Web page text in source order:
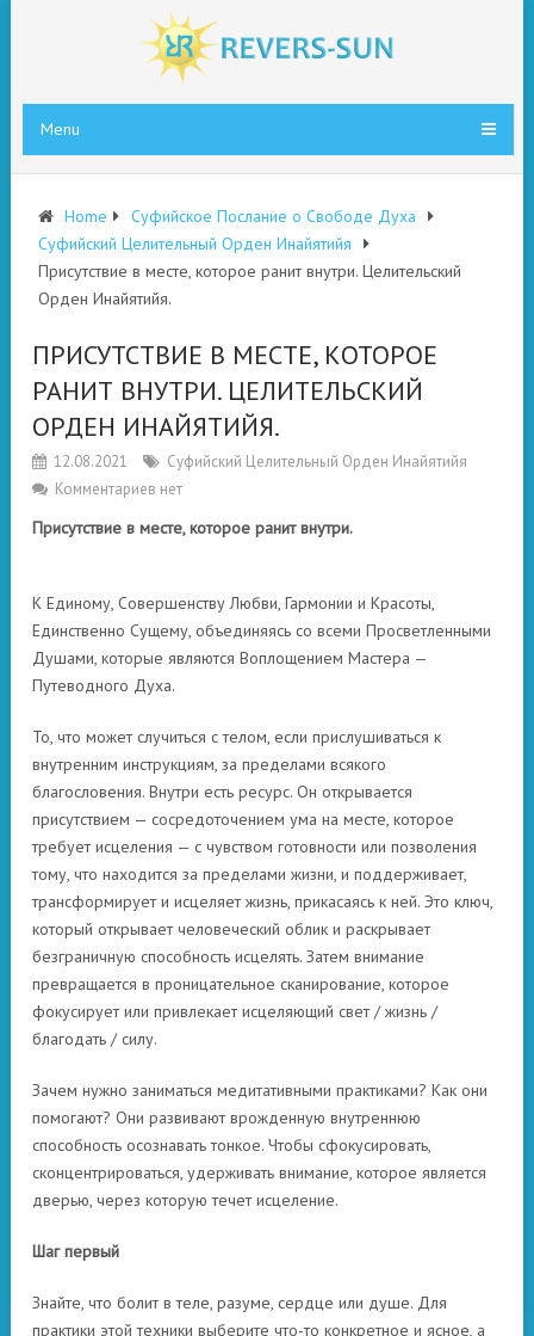
Menu
Home
Суфийское Послание о Свободе Духа
Суфийский Целительный Орден Инайятийя
Присутствие в месте, которое ранит внутри. Целительский
Орден Инайятийя.
ПРИСУТСТВИЕ В МЕСТЕ, КОТОРОЕ
РАНИТ ВНУТРИ. ЦЕЛИТЕЛЬСКИЙ
ОРДЕН ИНАЙЯТИЙЯ.
12.08.2021
Суфийский Целительный Орден Инайятийя
Комментариев нет
Присутствие в месте, которое ранит внутри.
К Единому, Совершенству Любви, Гармонии и Красоты,
Единственно Сущему, объединяясь со всеми Просветленными
Душами, которые являются Воплощением Мастера —
Путеводного Духа.
То, что может случиться с телом, если прислушиваться к
внутренним инструкциям, за пределами всякого
благословения. Внутри есть ресурс. Он открывается
присутствием — сосредоточением ума на месте, которое
требует исцеления — с чувством готовности или позволения
тому, что находится за пределами жизни, и поддерживает,
трансформирует и исцеляет жизнь, прикасаясь к ней. Это ключ,
который открывает человеческий облик и раскрывает
безграничную способность исцелять. Затем внимание
превращается в проницательное сканирование, которое
фокусирует или привлекает исцеляющий свет / жизнь /
благодать / силу.
Зачем нужно заниматься медитативными практиками? Как они
помогают? Они развивают врожденную внутреннюю
способность осознавать тонкое. Чтобы сфокусировать,
сконцентрироваться, удерживать внимание, которое является
дверью, через которую течет исцеление.
Шаг первый
Знайте, что болит в теле, разуме, сердце или душе. Для
практики этой техники выберите что-то конкретное и ясное, а